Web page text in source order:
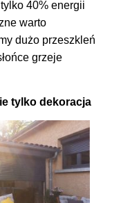
40% energii
warto
dużo przeszkleń
grzeje
tylko dekoracja